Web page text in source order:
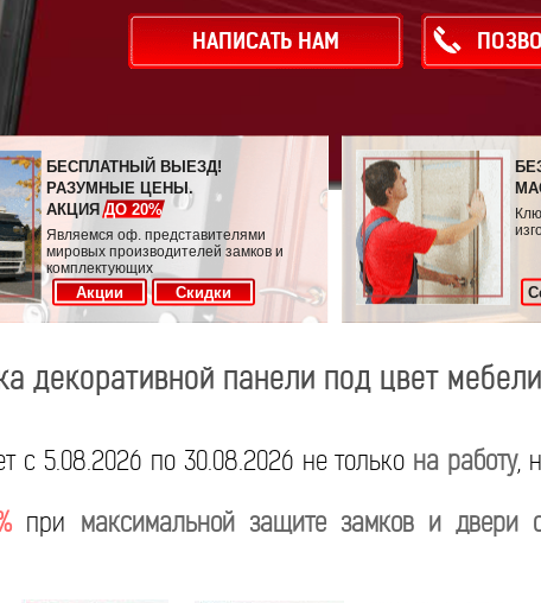
НАПИСАТЬ НАМ
БЕСПЛАТНЫЙ ВЫЕЗД!
РАЗУМНЫЕ ЦЕНЫ.
АКЦИЯДО 20%
Являемся оф. представителями
мировых производителей замков и
комплектующих
Акции Скидки
декоративной панели под цвет мебели
с 5.08.2026 по 30.08.2026 не только на работу,
при максимальной защите замков и двери